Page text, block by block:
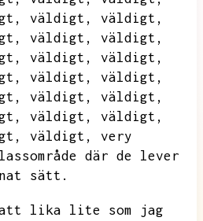
väldigt,
väldigt,
väldigt,
väldigt,
väldigt,
väldigt,
väldigt,
väldigt,
väldigt,
väldigt,
väldigt,
väldigt,
väldigt,
very
där de lever
sätt.
att lika lite som jag